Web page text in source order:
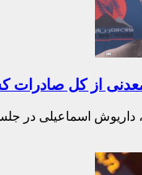
داریوش اسماعیلی در